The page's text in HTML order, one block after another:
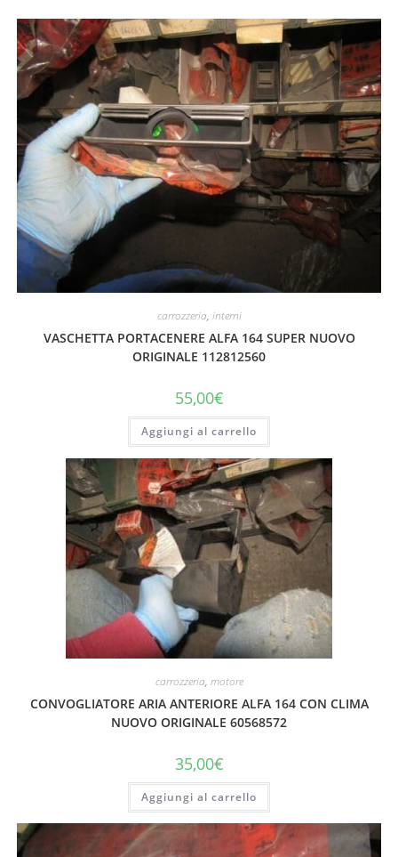
carrozzeria, interni
VASCHETTA PORTACENERE ALFA 164 SUPER NUOVO
ORIGINALE 112812560
55,00€
Aggiungi al carrello
carrozzeria, motore
CONVOGLIATORE ARIA ANTERIORE ALFA 164 CON CLIMA
NUOVO ORIGINALE 60568572
35,00€
Aggiungi al carrello